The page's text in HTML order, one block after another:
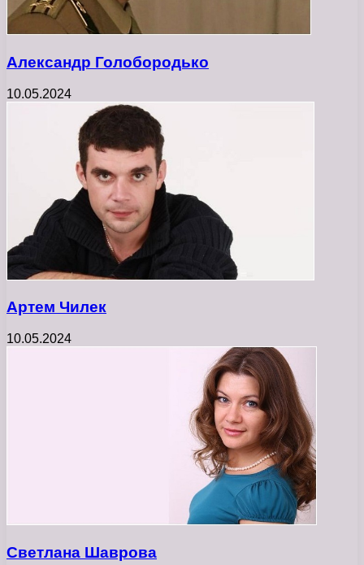
Александр Голобородько
10.05.2024
Артем Чилек
10.05.2024
Светлана Шаврова